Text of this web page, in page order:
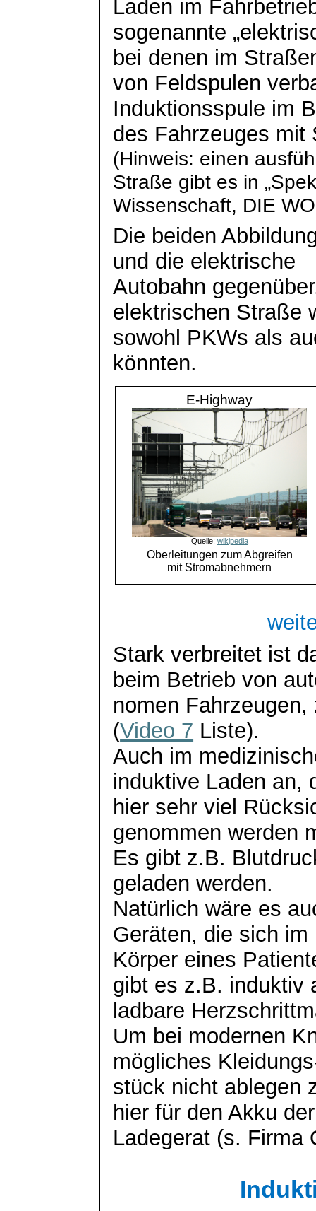
Laden im
sogenannte
bei denen im
von Feldspulen
Induktionsspule im
des Fahrzeuges mit
(Hinweis: einen
Straße gibt es in
Wissenschaft, DIE
Die beiden
und die elektrische
Autobahn
elektrischen Straße
sowohl PKWs als
könnten.
E-Highway
Quelle: wikipedia
Oberleitungen zum Abgreifen
mit Stromabnehmern
Stark verbreitet ist
beim Betrieb von
nomen
(Video 7 Liste).
Auch im
induktive Laden an,
hier sehr viel
genommen werden
Es gibt z.B.
geladen werden.
Natürlich wäre es
Geräten, die sich im
Körper eines
gibt es z.B. induktiv
ladbare
Um bei modernen
mögliches
stück nicht ablegen
hier für den Akku
Ladegerat (s. Firma